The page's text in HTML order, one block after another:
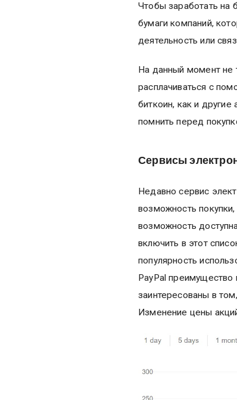
Чтобы заработать на
бумаги компаний,
деятельность или
На данный момент не
расплачиваться с
биткоин, как и
помнить перед
Сервисы
Недавно сервис
возможность
возможность
включить в этот
популярность
PayPal преимущество
заинтересованы в том,
Изменение цены